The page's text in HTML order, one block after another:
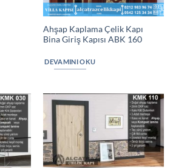
Ahşap Kaplama Çelik Kapı
Bina Giriş Kapısı ABK 160
DEVAMINI OKU